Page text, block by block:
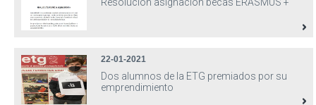
22-01-2021
Dos alumnos de la ETG premiados por su
emprendimiento